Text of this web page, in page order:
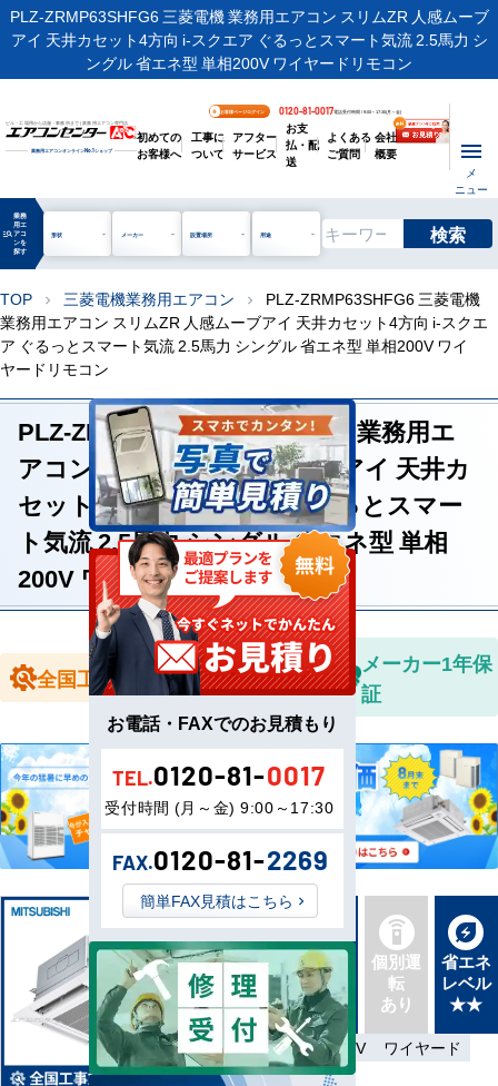
PLZ-ZRMP63SHFG6 三菱電機 業務用エアコン スリムZR 人感ムーブ
アイ 天井カセット4方向 i-スクエア ぐるっとスマート気流 2.5馬力 シ
ングル 省エネ型 単相200V ワイヤードリモコン
ビル・工場用から店舗・事務所まで | 業務用エアコン専門店
業務用エアコンオンラインNo.1ショップ
お客様ページログイン 0120-81-0017電話受付時間 / 9:00～17:30(月～金)
初めての
お客様へ
工事に
ついて
アフター
サービス
お支
払・配
送
よくある
ご質問
会社
概要
メ
ニュー
manage_search
業務
用エ
アコ
ンを
探す
形状 メーカー 設置場所 用途 検索
TOP chevron_right 三菱電機業務用エアコン chevron_right
PLZ-ZRMP63SHFG6 三菱電機
業務用エアコン スリムZR 人感ムーブアイ 天井カセット4方向 i-スクエ
ア ぐるっとスマート気流 2.5馬力 シングル 省エネ型 単相200V ワイ
ヤードリモコン
PLZ-ZRMP63SHFG6 三菱電機 業務用エ
アコン スリムZR 人感ムーブアイ 天井カ
セット4方向 i-スクエア ぐるっとスマー
ト気流 2.5馬力 シングル 省エネ型 単相
200V ワイヤードリモコン
全国工事対応
全国送料無
料
メーカー1年保
証
新品直
送
最新機
種
同機種
タイプ
別あり
個別運
転
あり
省エネ
レベル
★★
省エネ 単相200V ワイヤード
お電話・FAXでのお見積もり
TEL.0120-81-0017
受付時間 (月～金) 9:00～17:30
FAX.0120-81-2269
簡単FAX見積はこちら